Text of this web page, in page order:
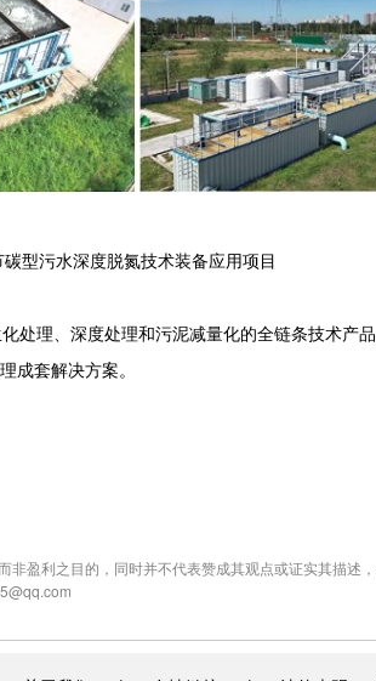
型污水深度脱氮技术装备应用项目
处理、深度处理和污泥减量化的全链条技术产
成套解决方案。
盈利之目的，同时并不代表赞成其观点或证实其描述